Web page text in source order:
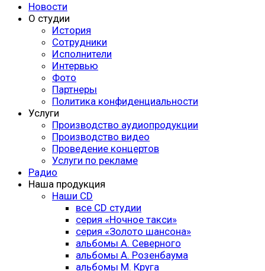
Новости
О студии
История
Сотрудники
Исполнители
Интервью
Фото
Партнеры
Политика конфиденциальности
Услуги
Производство аудиопродукции
Производство видео
Проведение концертов
Услуги по рекламе
Радио
Наша продукция
Наши CD
все CD студии
серия «Ночное такси»
серия «Золото шансона»
альбомы А. Северного
альбомы А. Розенбаума
альбомы М. Круга